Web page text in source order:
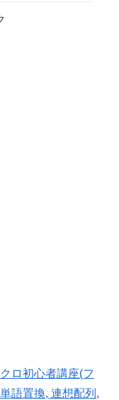
ロ初心者講座(フ
語置換, 連想配列,